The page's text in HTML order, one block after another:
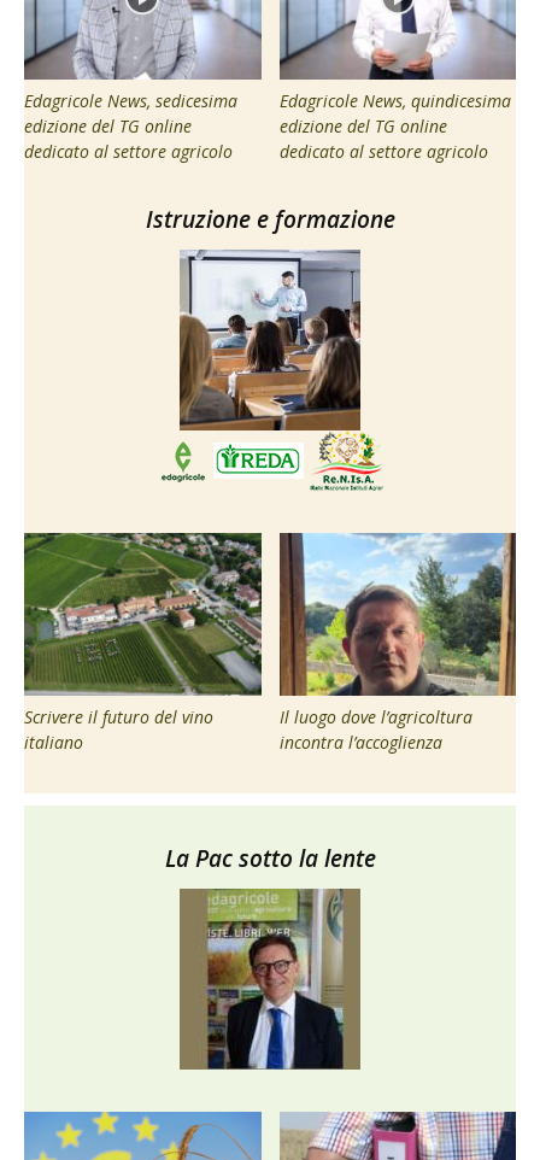
Edagricole News, sedicesima
edizione del TG online
dedicato al settore agricolo
Edagricole News, quindicesima
edizione del TG online
dedicato al settore agricolo
Istruzione e formazione
Scrivere il futuro del vino
italiano
Il luogo dove l’agricoltura
incontra l’accoglienza
La Pac sotto la lente